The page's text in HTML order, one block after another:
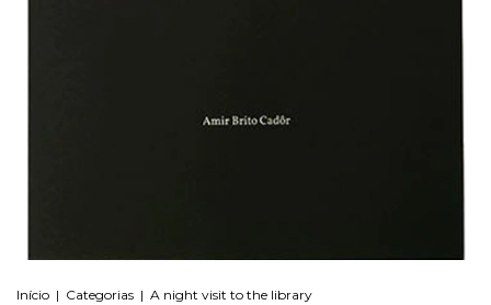
Início | Categorias | A night visit to the library